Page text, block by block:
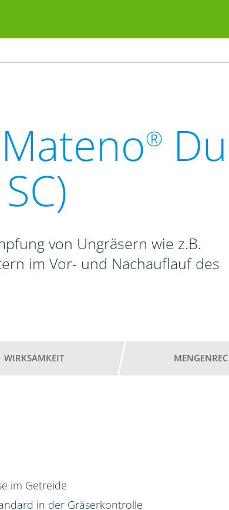
®
SC)
von Ungräsern wie z.B.
im Vor- und Nachauflauf des
WIRKSAMKEIT
im Getreide
in der Gräserkontrolle